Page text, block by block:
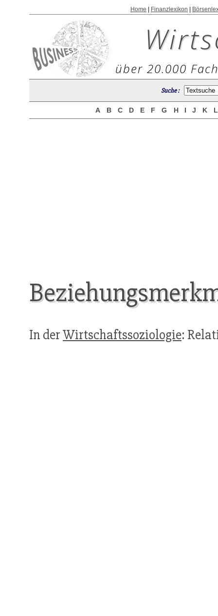
Home Finanzlexikon
über 20.000
Suche :
A B C D E F G H I J K
In derWirtschaftssoziologie: